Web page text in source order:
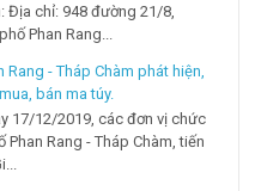
Địa chỉ: 948 đường 21/8,
Phan Rang...
- Tháp Chàm phát hiện,
bán ma túy.
17/12/2019, các đơn vị chức
Rang - Tháp Chàm, tiến